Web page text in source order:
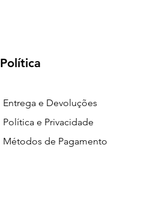
Política
Entrega e Devoluções
Política e Privacidade
Métodos de Pagamento